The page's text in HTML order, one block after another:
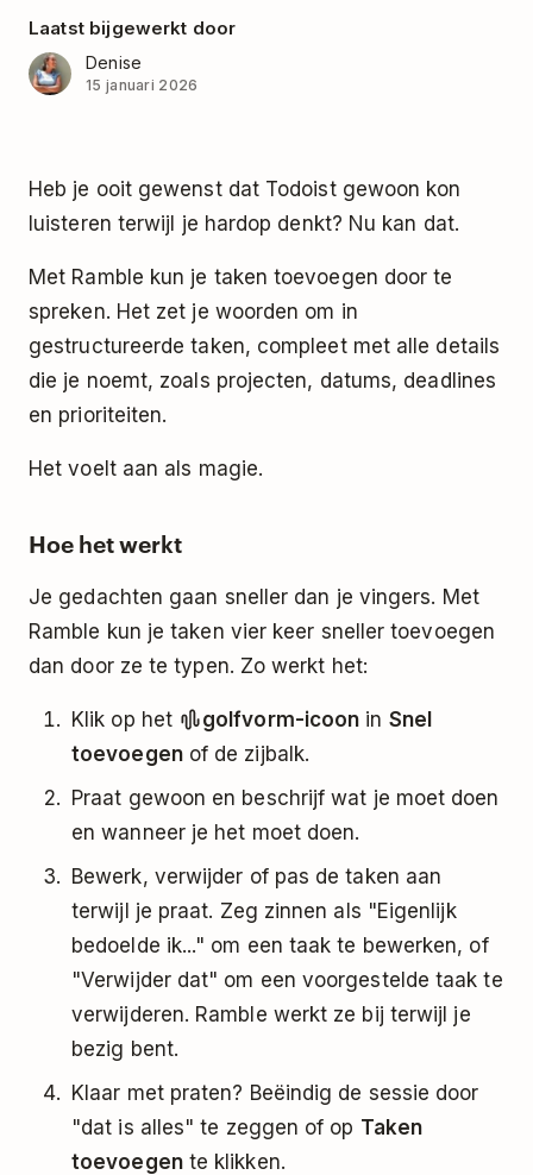
Laatst bijgewerkt door
Denise
15 januari 2026
Heb je ooit gewenst dat Todoist gewoon kon
luisteren terwijl je hardop denkt? Nu kan dat.
Met Ramble kun je taken toevoegen door te
spreken. Het zet je woorden om in
gestructureerde taken, compleet met alle details
die je noemt, zoals projecten, datums, deadlines
en prioriteiten.
Het voelt aan als magie.
Hoe het werkt
Je gedachten gaan sneller dan je vingers. Met
Ramble kun je taken vier keer sneller toevoegen
dan door ze te typen. Zo werkt het:
Klik op het golfvorm-icoon in Snel
toevoegenof de zijbalk.
Praat gewoon en beschrijf wat je moet doen
en wanneer je het moet doen.
Bewerk, verwijder of pas de taken aan
terwijl je praat. Zeg zinnen als "Eigenlijk
bedoelde ik..." om een taak te bewerken, of
"Verwijder dat" om een voorgestelde taak te
verwijderen. Ramble werkt ze bij terwijl je
bezig bent.
Klaar met praten? Beëindig de sessie door
"dat is alles" te zeggen of op Taken
toevoegente klikken.